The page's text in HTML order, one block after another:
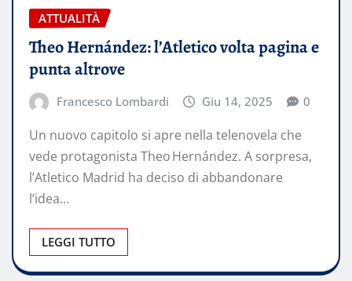
ATTUALITÀ
Theo Hernández: l’Atletico volta pagina e
punta altrove
Francesco Lombardi Giu 14, 2025 0
Un nuovo capitolo si apre nella telenovela che
vede protagonista Theo Hernández. A sorpresa,
l’Atletico Madrid ha deciso di abbandonare
l’idea…
LEGGI TUTTO